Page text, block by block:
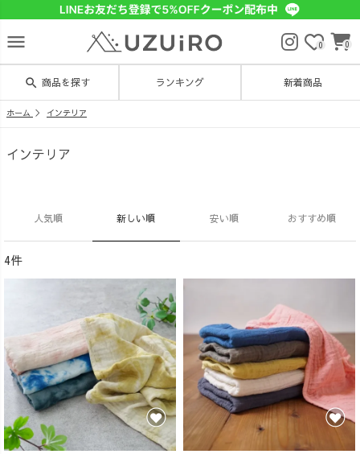
menu 0 0
search 商品を探す ランキング 新着商品
ホーム インテリア
インテリア
人気順 新しい順 安い順 おすすめ順
4件